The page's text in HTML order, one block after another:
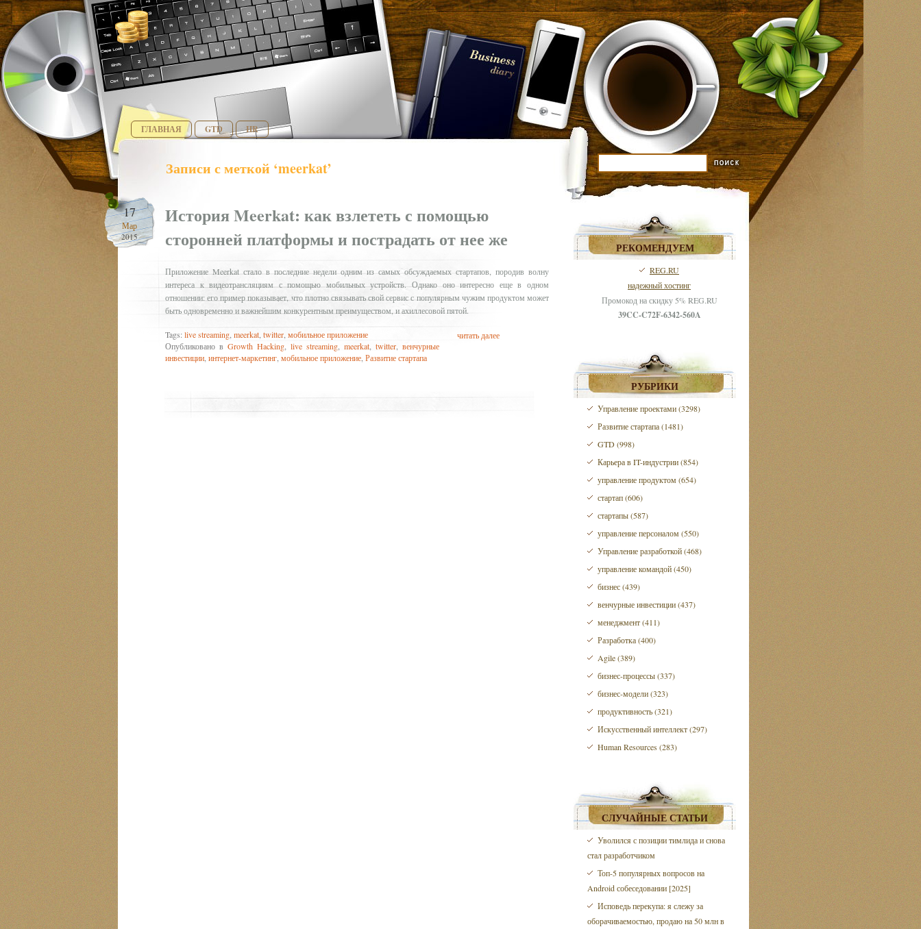
ГЛАВНАЯ GTD HR
Записи с меткой ‘meerkat’
17
Мар
2015
История Meerkat: как взлететь с помощью
сторонней платформы и пострадать от нее же
Приложение Meerkat стало в последние недели одним из самых обсуждаемых стартапов, породив волну
интереса к видеотрансляциям с помощью мобильных устройств. Однако оно интересно еще в одном
отношении: его пример показывает, что плотно связывать свой сервис с популярным чужим продуктом может
быть одновременно и важнейшим конкурентным преимуществом, и ахиллесовой пятой.
Tags:live streaming meerkat twitter мобильное приложение
Опубликовано в Growth Hacking live streaming meerkat twitter венчурные
инвестиции интернет-маркетинг мобильное приложение Развитие стартапа
читать далее
РЕКОМЕНДУЕМ
REG.RU
надежный хостинг
Промокод на скидку 5% REG.RU
39CC-C72F-6342-560A
РУБРИКИ
Управление проектами (3298)
Развитие стартапа (1481)
GTD (998)
Карьера в IT-индустрии (854)
управление продуктом (654)
стартап (606)
стартапы (587)
управление персоналом (550)
Управление разработкой (468)
управление командой (450)
бизнес (439)
венчурные инвестиции (437)
менеджмент (411)
Разработка (400)
Agile (389)
бизнес-процессы (337)
бизнес-модели (323)
продуктивность (321)
Искусственный интеллект (297)
Human Resources (283)
СЛУЧАЙНЫЕ СТАТЬИ
Уволился с позиции тимлида и снова
стал разработчиком
Топ-5 популярных вопросов на
Android собеседовании [2025]
Исповедь перекупа: я слежу за
оборачиваемостью, продаю на 50 млн в